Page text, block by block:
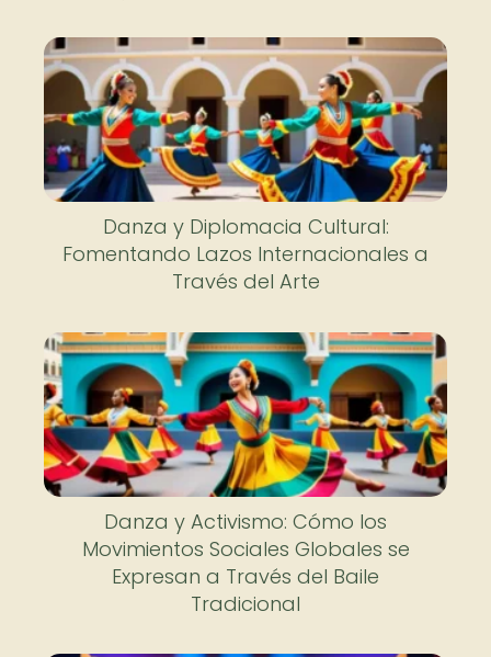
Danza y Diplomacia Cultural:
Fomentando Lazos Internacionales a
Través del Arte
Danza y Activismo: Cómo los
Movimientos Sociales Globales se
Expresan a Través del Baile
Tradicional